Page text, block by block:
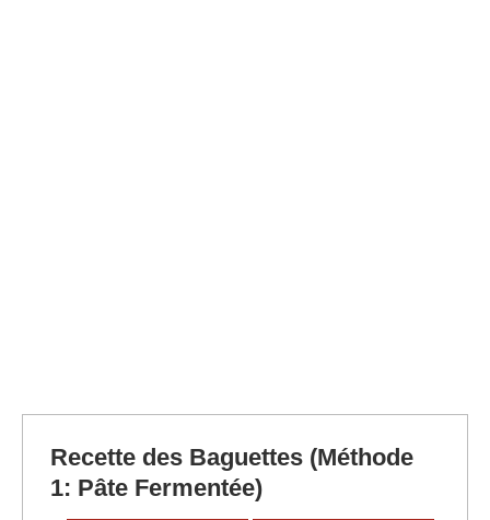
Recette des Baguettes (Méthode
1: Pâte Fermentée)